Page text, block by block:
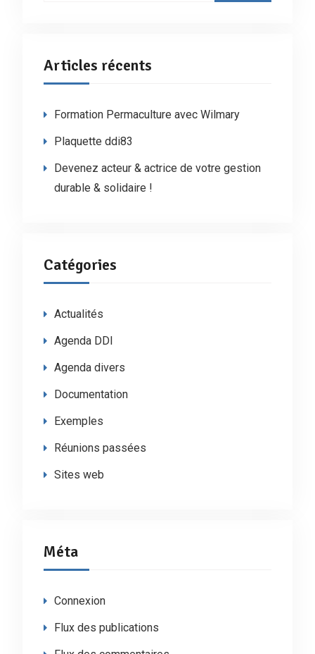
Articles récents
Formation Permaculture avec Wilmary
Plaquette ddi83
Devenez acteur & actrice de votre gestion
durable & solidaire !
Catégories
Actualités
Agenda DDI
Agenda divers
Documentation
Exemples
Réunions passées
Sites web
Méta
Connexion
Flux des publications